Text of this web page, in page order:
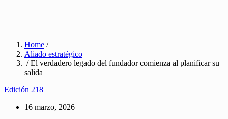
Home /
Aliado estratégico
/ El verdadero legado del fundador comienza al planificar su
salida
Edición 218
16 marzo, 2026